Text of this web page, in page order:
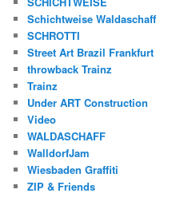
Schichtweise Waldaschaff
SCHROTTI
Street Art Brazil Frankfurt
throwback Trainz
Trainz
Under ART Construction
Video
WALDASCHAFF
WalldorfJam
Wiesbaden Graffiti
ZIP & Friends